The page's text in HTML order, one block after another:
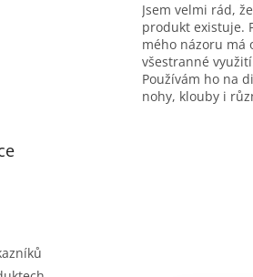
Jsem velmi rád,
produkt existuje.
mého názoru má
všestranné
Používám ho na
nohy, klouby i